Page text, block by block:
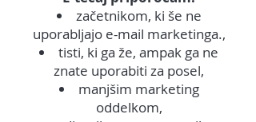
začetnikom, ki še ne
uporabljajo e-mail marketinga.,
tisti, ki ga že, ampak ga ne
znate uporabiti za posel,
manjšim marketing
oddelkom,